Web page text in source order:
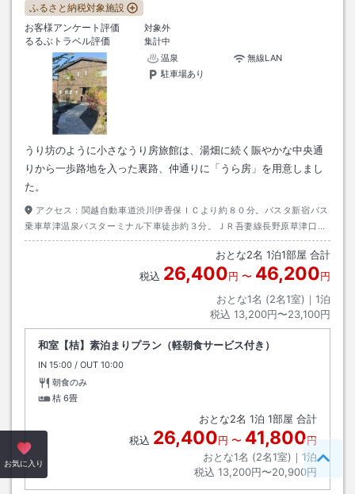
ふるさと納税対象施設
お客様アンケート評価
対象外
るるぶトラベル評価
集計中
温泉
無線LAN
駐車場あり
うり坊のように小さなうり房旅館は、湯畑に続く賑やかな中央通
りから一歩路地を入った裏路、仲通りに「うら房」を用意しまし
た。
アクセス： 関越自動車道渋川伊香保ＩＣより約８０分。バスタ新宿バス
乗車草津温泉バスターミナル下車徒歩約３分。ＪＲ吾妻線長野原草津口駅
バス乗車草津バスターミナル下車徒歩約３分。
おとな2名 1泊1部屋 合計
税込 26,400円 〜 46,200円
おとな1名 (2名1室)｜ 1泊
税込 13,200円〜23,100円
和室【桔】素泊まりプラン（軽朝食サービス付き）
IN チェックイン
15:00 / OUT チェックアウト
10:00
朝食のみ
桔 6畳
おとな2名 1泊 1部屋 合計
税込 26,400円 〜 41,800円
おとな1名 (2名1室)｜ 1泊
税込 13,200円〜20,900円
お気に入り ペー